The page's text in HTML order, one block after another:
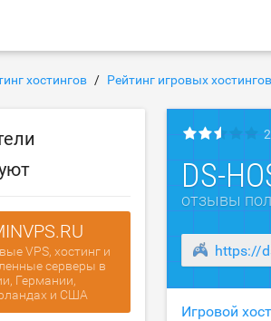
хостингов Рейтинг игровых хостингов
DS-
отзывы
https://
Игровой
VPS, хостинг и
серверы в
Германии,
и США